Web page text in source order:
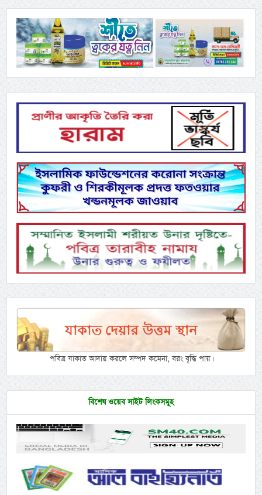
পবিত্র যাকাত আদায় করলে সম্পদ কমেনা, বরং বৃদ্ধি পায়।
বিশেষ ওয়েব সাইট লিংকসমূহ